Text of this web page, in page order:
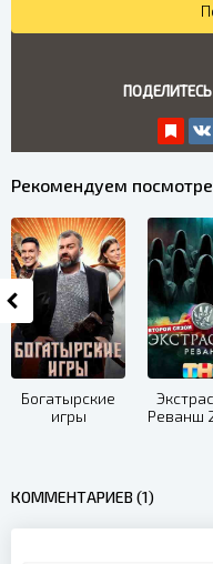
Рекомендуем
Богатырские
игры
Реванш
КОММЕНТАРИЕВ (1)